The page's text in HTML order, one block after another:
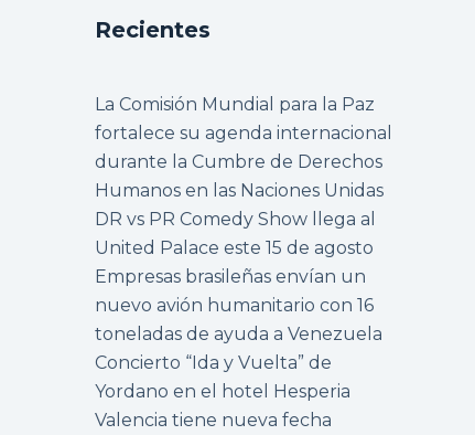
Recientes
La Comisión Mundial para la Paz
fortalece su agenda internacional
durante la Cumbre de Derechos
Humanos en las Naciones Unidas
DR vs PR Comedy Show llega al
United Palace este 15 de agosto
Empresas brasileñas envían un
nuevo avión humanitario con 16
toneladas de ayuda a Venezuela
Concierto “Ida y Vuelta” de
Yordano en el hotel Hesperia
Valencia tiene nueva fecha